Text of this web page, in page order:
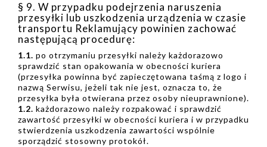
§ 9. W przypadku podejrzenia naruszenia
przesyłki lub uszkodzenia urządzenia w czasie
transportu Reklamujący powinien zachować
następującą procedurę:
1.1. po otrzymaniu przesyłki należy każdorazowo
sprawdzić stan opakowania w obecności kuriera
(przesyłka powinna być zapieczętowana taśmą z logo i
nazwą Serwisu, jeżeli tak nie jest, oznacza to, że
przesyłka była otwierana przez osoby nieuprawnione).
1.2. każdorazowo należy rozpakować i sprawdzić
zawartość przesyłki w obecności kuriera i w przypadku
stwierdzenia uszkodzenia zawartości wspólnie
sporządzić stosowny protokół.